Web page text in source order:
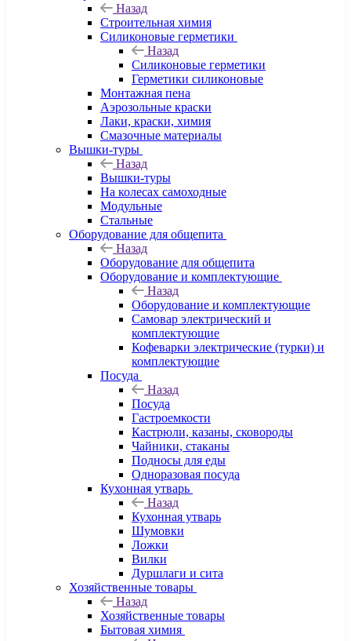
Назад
Строительная химия
Силиконовые герметики
Назад
Силиконовые герметики
Герметики силиконовые
Монтажная пена
Аэрозольные краски
Лаки, краски, химия
Смазочные материалы
Вышки-туры
Назад
Вышки-туры
На колесах самоходные
Модульные
Стальные
Оборудование для общепита
Назад
Оборудование для общепита
Оборудование и комплектующие
Назад
Оборудование и комплектующие
Самовар электрический и
комплектующие
Кофеварки электрические (турки) и
комплектующие
Посуда
Назад
Посуда
Гастроемкости
Кастрюли, казаны, сковороды
Чайники, стаканы
Подносы для еды
Одноразовая посуда
Кухонная утварь
Назад
Кухонная утварь
Шумовки
Ложки
Вилки
Дуршлаги и сита
Хозяйственные товары
Назад
Хозяйственные товары
Бытовая химия